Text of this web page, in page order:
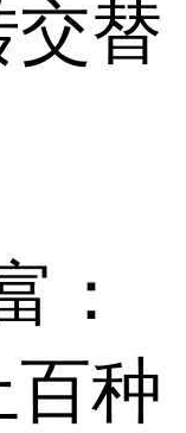
交替
：
种